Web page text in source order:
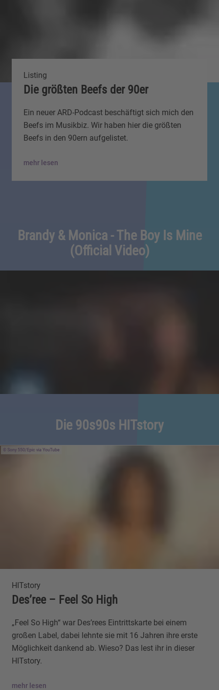
Listing
Die größten Beefs der 90er
Ein neuer ARD-Podcast beschäftigt sich mich den
Beefs im Musikbiz. Wir haben hier die größten
Beefs in den 90ern aufgelistet.
mehr lesen
Brandy & Monica - The Boy Is Mine
(Official Video)
Die 90s90s HITstory
Sony 550/Epic via YouTube
HITstory
Des’ree – Feel So High
„Feel So High“ war Des’rees Eintrittskarte bei einem
großen Label, dabei lehnte sie mit 16 Jahren ihre erste
Möglichkeit dankend ab. Wieso? Das lest ihr in dieser
HITstory.
mehr lesen